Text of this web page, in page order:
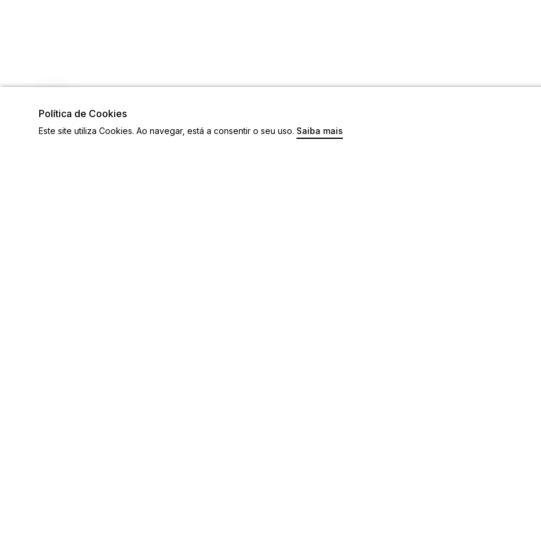
Política de Cookies
Este site utiliza Cookies. Ao navegar, está a consentir o seu uso. Saiba mais